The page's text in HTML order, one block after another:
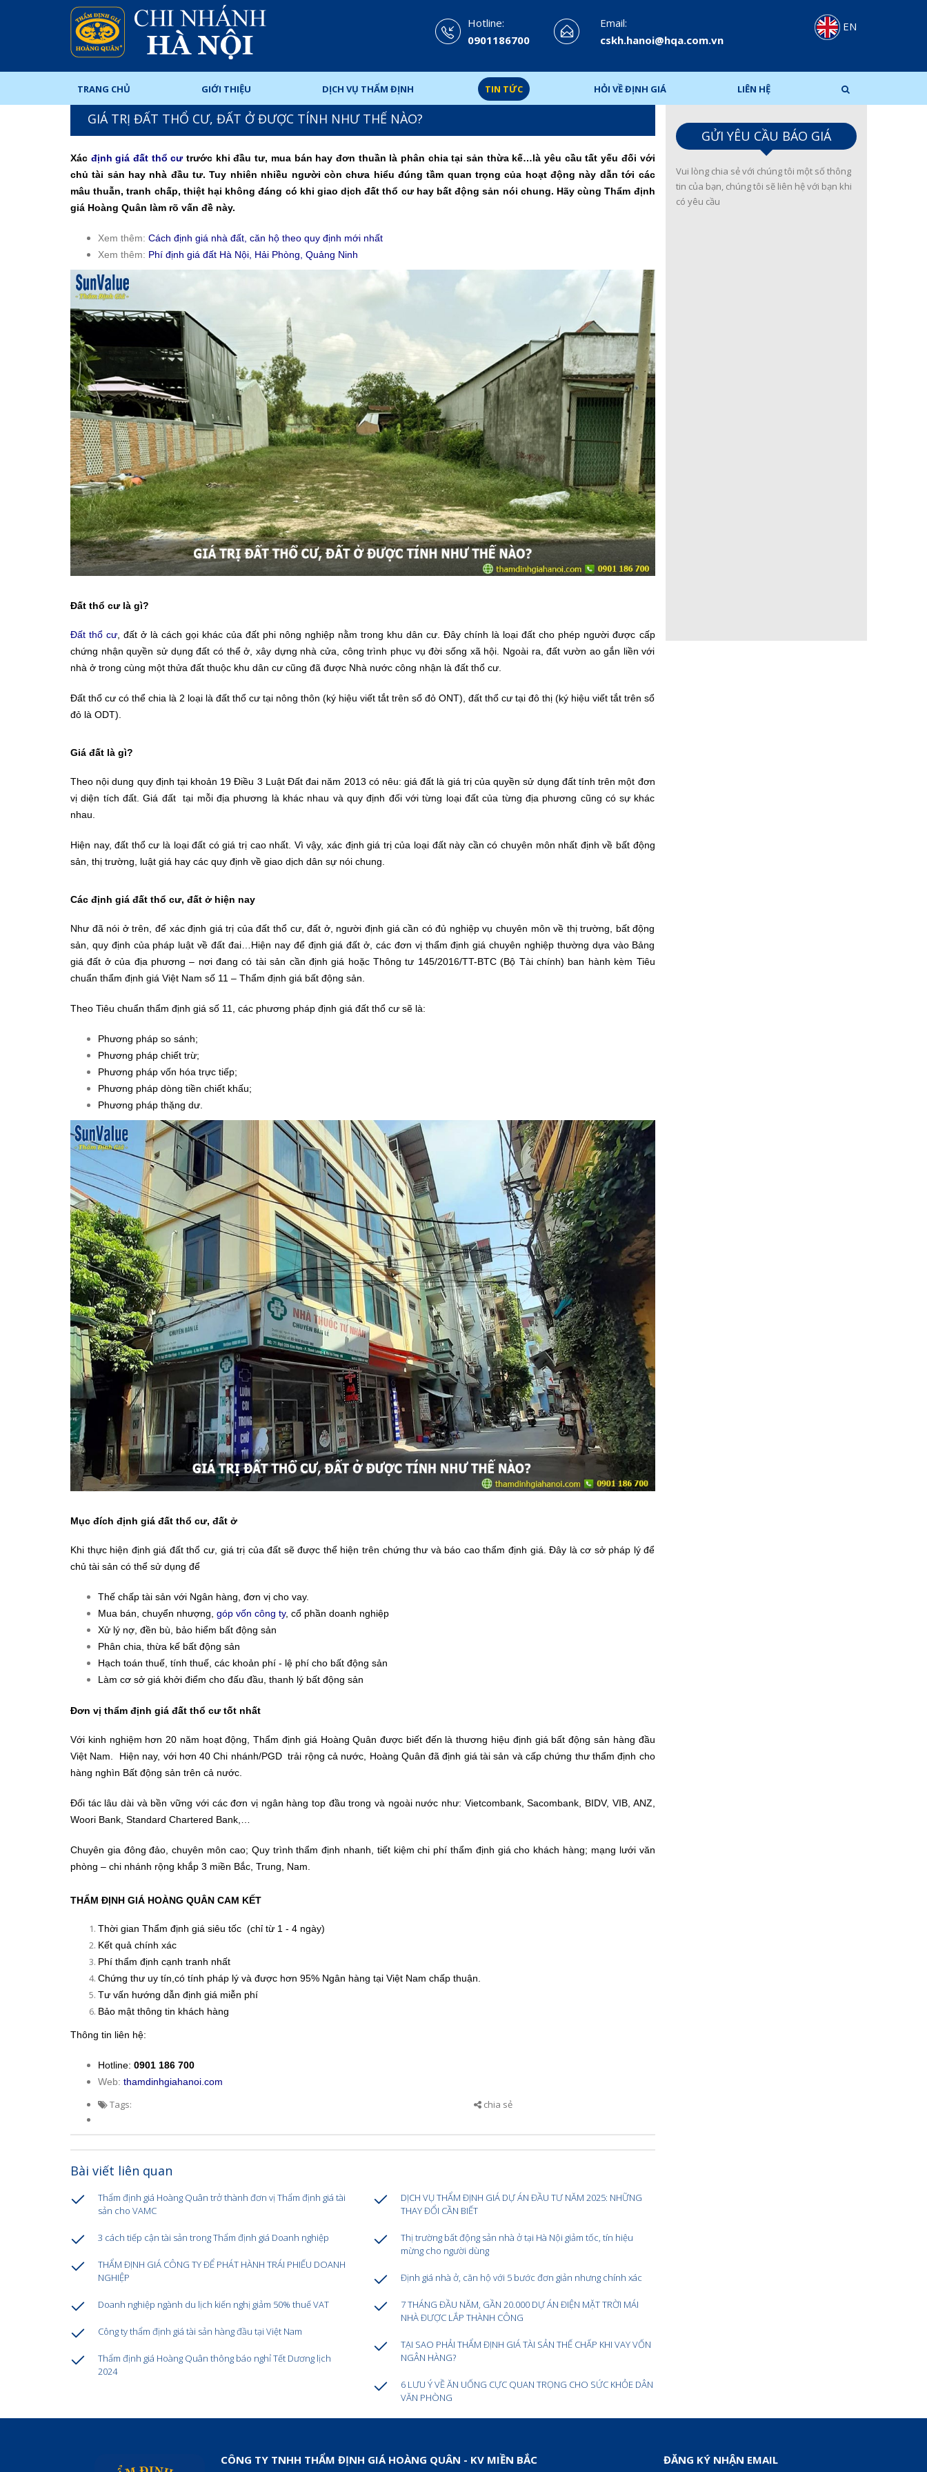
Hotline:
0901186700
Email:
cskh.hanoi@hqa.com.vn
EN
TRANG CHỦ GIỚI THIỆU DỊCH VỤ THẨM ĐỊNH TIN TỨC HỎI VỀ ĐỊNH GIÁ LIÊN HỆ
GIÁ TRỊ ĐẤT THỔ CƯ, ĐẤT Ở ĐƯỢC TÍNH NHƯ THẾ NÀO?
Xác định giá đất thổ cưtrước khi đầu tư, mua bán hay đơn thuần là phân chia tại sản thừa kế…là yêu cầu tất yếu đối với
chủ tài sản hay nhà đầu tư. Tuy nhiên nhiều người còn chưa hiểu đúng tầm quan trọng của hoạt động này dẫn tới các
mâu thuẫn, tranh chấp, thiệt hại không đáng có khi giao dịch đất thổ cư hay bất động sản nói chung. Hãy cùng Thẩm định
giá Hoàng Quân làm rõ vấn đề này.
​​Xem thêm: Cách định giá nhà đất, căn hộ theo quy định mới nhất
Xem thêm: Phí định giá đất Hà Nội, Hải Phòng, Quảng Ninh
Đất thổ cư là gì?
Đất thổ cư , đất ở là cách gọi khác của đất phi nông nghiệp nằm trong khu dân cư. Đây chính là loại đất cho phép người được cấp
chứng nhận quyền sử dụng đất có thể ở, xây dựng nhà cửa, công trình phục vụ đời sống xã hội. Ngoài ra, đất vườn ao gắn liền với
nhà ở trong cùng một thửa đất thuộc khu dân cư cũng đã được Nhà nước công nhận là đất thổ cư.
Đất thổ cư có thể chia là 2 loại là đất thổ cư tại nông thôn (ký hiệu viết tắt trên sổ đỏ ONT), đất thổ cư tại đô thị (ký hiệu viết tắt trên sổ
đỏ là ODT).
Giá đất là gì?
Theo nội dung quy định tại khoản 19 Điều 3 Luật Đất đai năm 2013 có nêu: giá đất là giá trị của quyền sử dụng đất tính trên một đơn
vị diện tích đất. Giá đất tại mỗi địa phương là khác nhau và quy định đối với từng loại đất của từng địa phương cũng có sự khác
nhau.
Hiện nay, đất thổ cư là loại đất có giá trị cao nhất. Vì vậy, xác định giá trị của loại đất này cần có chuyên môn nhất định về bất động
sản, thị trường, luật giá hay các quy định về giao dịch dân sự nói chung.
Các định giá đất thổ cư, đất ở hiện nay
Như đã nói ở trên, để xác định giá trị của đất thổ cư, đất ở, người định giá cần có đủ nghiệp vụ chuyên môn về thị trường, bất động
sản, quy định của pháp luật về đất đai…Hiện nay để định giá đất ở, các đơn vị thẩm định giá chuyên nghiệp thường dựa vào Bảng
giá đất ở của địa phương – nơi đang có tài sản cần định giá hoặc Thông tư 145/2016/TT-BTC (Bộ Tài chính) ban hành kèm Tiêu
chuẩn thẩm định giá Việt Nam số 11 – Thẩm định giá bất động sản.
Theo Tiêu chuẩn thẩm định giá số 11, các phương pháp định giá đất thổ cư sẽ là:
Phương pháp so sánh;
Phương pháp chiết trừ;
Phương pháp vốn hóa trực tiếp;
Phương pháp dòng tiền chiết khấu;
Phương pháp thặng dư.
Mục đích định giá đất thổ cư, đất ở
Khi thực hiện định giá đất thổ cư, giá trị của đất sẽ được thể hiện trên chứng thư và báo cao thẩm định giá. Đây là cơ sở pháp lý để
chủ tài sản có thể sử dụng để
Thế chấp tài sản với Ngân hàng, đơn vị cho vay.
Mua bán, chuyển nhượng, góp vốn công ty, cổ phần doanh nghiệp
Xử lý nợ, đền bù, bảo hiểm bất động sản
Phân chia, thừa kế bất động sản
Hạch toán thuế, tính thuế, các khoản phí - lệ phí cho bất động sản
Làm cơ sở giá khởi điểm cho đấu đầu, thanh lý bất động sản
Đơn vị thẩm định giá đất thổ cư tốt nhất
Với kinh nghiệm hơn 20 năm hoạt động, Thẩm định giá Hoàng Quân được biết đến là thương hiệu định giá bất động sản hàng đầu
Việt Nam. Hiện nay, với hơn 40 Chi nhánh/PGD trải rộng cả nước, Hoàng Quân đã định giá tài sản và cấp chứng thư thẩm định cho
hàng nghìn Bất động sản trên cả nước.
Đối tác lâu dài và bền vững với các đơn vị ngân hàng top đầu trong và ngoài nước như: Vietcombank, Sacombank, BIDV, VIB, ANZ,
Woori Bank, Standard Chartered Bank,…
Chuyên gia đông đảo, chuyên môn cao; Quy trình thẩm định nhanh, tiết kiệm chi phí thẩm định giá cho khách hàng; mạng lưới văn
phòng – chi nhánh rộng khắp 3 miền Bắc, Trung, Nam.
THẨM ĐỊNH GIÁ HOÀNG QUÂN CAM KẾT
Thời gian Thẩm định giá siêu tốc (chỉ từ 1 - 4 ngày)
Kết quả chính xác
Phí thẩm định cạnh tranh nhất
Chứng thư uy tín,có tính pháp lý và được hơn 95% Ngân hàng tại Việt Nam chấp thuận.
Tư vấn hướng dẫn định giá miễn phí
Bảo mật thông tin khách hàng
​Thông tin liên hệ:
Hotline: 0901 186 700
Web: thamdinhgiahanoi.com
Tags: chia sẻ
Bài viết liên quan
Thẩm định giá Hoàng Quân trở thành đơn vị Thẩm định giá tài
sản cho VAMC
3 cách tiếp cận tài sản trong Thẩm định giá Doanh nghiệp
THẨM ĐỊNH GIÁ CÔNG TY ĐỂ PHÁT HÀNH TRÁI PHIẾU DOANH
NGHIỆP
Doanh nghiệp ngành du lịch kiến nghị giảm 50% thuế VAT
Công ty thẩm định giá tài sản hàng đầu tại Việt Nam
Thẩm định giá Hoàng Quân thông báo nghỉ Tết Dương lịch
2024
DỊCH VỤ THẨM ĐỊNH GIÁ DỰ ÁN ĐẦU TƯ NĂM 2025: NHỮNG
THAY ĐỔI CẦN BIẾT
Thị trường bất động sản nhà ở tại Hà Nội giảm tốc, tín hiệu
mừng cho người dùng
Định giá nhà ở, căn hộ với 5 bước đơn giản nhưng chính xác
7 THÁNG ĐẦU NĂM, GẦN 20.000 DỰ ÁN ĐIỆN MẶT TRỜI MÁI
NHÀ ĐƯỢC LẮP THÀNH CÔNG
TẠI SAO PHẢI THẨM ĐỊNH GIÁ TÀI SẢN THẾ CHẤP KHI VAY VỐN
NGÂN HÀNG?
6 LƯU Ý VỀ ĂN UỐNG CỰC QUAN TRỌNG CHO SỨC KHỎE DÂN
VĂN PHÒNG
GỬI YÊU CẦU BÁO GIÁ
Vui lòng chia sẻ với chúng tôi một số thông
tin của bạn, chúng tôi sẽ liên hệ với bạn khi
có yêu cầu
CÔNG TY TNHH THẨM ĐỊNH GIÁ HOÀNG QUÂN - KV MIỀN BẮC ĐĂNG KÝ NHẬN EMAIL